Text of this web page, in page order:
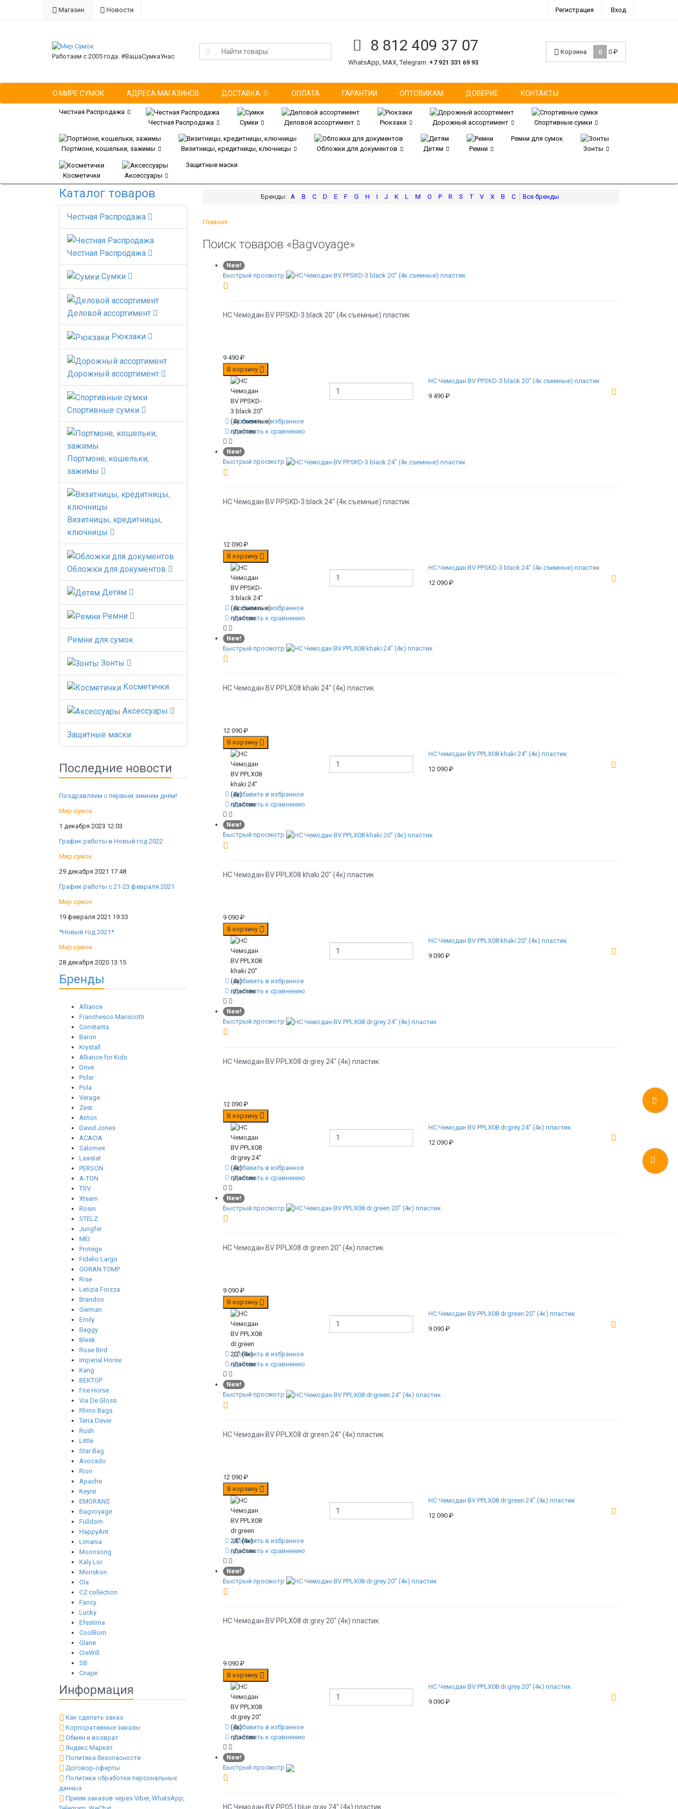
Магазин Новости Регистрация Вход
Работаем с 2005 года. #ВашаСумкаУнас
8 812 409 37 07
WhatsApp, MAX, Telegram: +7 921 331 69 93
Корзина 0 0 ₽
О МИРЕ СУМОК АДРЕСА МАГАЗИНОВ ДОСТАВКА ОПЛАТА ГАРАНТИИ ОПТОВИКАМ ДОВЕРИЕ КОНТАКТЫ
Честная Распродажа
Честная Распродажа
Сумки Деловой ассортимент Рюкзаки Дорожный ассортимент Спортивные сумки
Портмоне, кошельки, зажимы Визитницы, кредитницы, ключницы Обложки для документов Детям Ремни
Ремни для сумок
Зонты
Косметички Аксессуары
Защитные маски
Каталог товаров
Честная Распродажа
Честная Распродажа
Сумки
Деловой ассортимент
Рюкзаки
Дорожный ассортимент
Спортивные сумки
Портмоне, кошельки,
зажимы
Визитницы, кредитницы,
ключницы
Обложки для документов
Детям
Ремни
Ремни для сумок
Зонты
Косметички
Аксессуары
Защитные маски
Последние новости
Поздравляем с первым зимнем днём!
Мир сумок
1 декабря 2023 12:03
График работы в Новый год 2022
Мир сумок
29 декабря 2021 17:48
График работы с 21-23 февраля 2021
Мир сумок
19 февраля 2021 19:33
*Новый год 2021*
Мир сумок
28 декабря 2020 13:15
Бренды
Alliance
Franchesco Mariscotti
Constanta
Baron
Krystall
Alliance for Kids
Drive
Polar
Pola
Verage
Zest
Airton
David Jones
ACACIA
Salomeя
Leastat
PERSON
A-TON
TSV
Xteam
Rosin
STELZ
Jungfer
MEI
Protege
Fidelio Largo
GORAN TOMP
Rise
Letizia Forzza
Brandon
German
Emily
Baggy
Blesk
Rose Bird
Imperial Horse
Kang
ВЕКТОР
Fire Horse
Via De Gloss
Rhino Bags
Terra Dever
Rush
Little
Star Bag
Avocado
Rion
Apache
Keyisi
EMORANS
Bagvoyage
Fulldorn
HappyAnt
Limania
Moonsong
Kaly Lor
Moriskon
Ola
CZ collection
Fancy
Lucky
Efestima
CoolBorn
Glane
CreWill
SB
Спарк
Информация
Как сделать заказ
Корпоративные заказы
Обмен и возврат
Яндекс Маркет
Политика безопасности
Договор-оферты
Политика обработки персональных
данных
Прием заказов через Viber, WhatsApp,
A B C D E F G H I J K L M O P R S T V X В С
Главная
Поиск товаров «Bagvoyage»
New!
Быстрый просмотр
НС Чемодан BV PPSKD-3 black 20" (4к.съемные) пластик
9 490 ₽
В корзину
НС Чемодан BV PPSKD-3 black 20" (4к.съемные) пластик
9 490 ₽
Добавить в избранное
Добавить к сравнению
New!
Быстрый просмотр
НС Чемодан BV PPSKD-3 black 24" (4к.съемные) пластик
12 090 ₽
В корзину
НС Чемодан BV PPSKD-3 black 24" (4к.съемные) пластик
12 090 ₽
Добавить в избранное
Добавить к сравнению
New!
Быстрый просмотр
НС Чемодан BV PPLX08 khaki 24" (4к) пластик
12 090 ₽
В корзину
НС Чемодан BV PPLX08 khaki 24" (4к) пластик
12 090 ₽
Добавить в избранное
Добавить к сравнению
New!
Быстрый просмотр
НС Чемодан BV PPLX08 khaki 20" (4к) пластик
9 090 ₽
В корзину
НС Чемодан BV PPLX08 khaki 20" (4к) пластик
9 090 ₽
Добавить в избранное
Добавить к сравнению
New!
Быстрый просмотр
НС Чемодан BV PPLX08 dr.grey 24" (4к) пластик
12 090 ₽
В корзину
НС Чемодан BV PPLX08 dr.grey 24" (4к) пластик
12 090 ₽
Добавить в избранное
Добавить к сравнению
New!
Быстрый просмотр
НС Чемодан BV PPLX08 dr.green 20" (4к) пластик
9 090 ₽
В корзину
НС Чемодан BV PPLX08 dr.green 20" (4к) пластик
9 090 ₽
Добавить в избранное
Добавить к сравнению
New!
Быстрый просмотр
НС Чемодан BV PPLX08 dr.green 24" (4к) пластик
12 090 ₽
В корзину
НС Чемодан BV PPLX08 dr.green 24" (4к) пластик
12 090 ₽
Добавить в избранное
Добавить к сравнению
New!
Быстрый просмотр
НС Чемодан BV PPLX08 dr.grey 20" (4к) пластик
9 090 ₽
В корзину
НС Чемодан BV PPLX08 dr.grey 20" (4к) пластик
9 090 ₽
Добавить в избранное
Добавить к сравнению
New!
Быстрый просмотр
НС Чемодан BV PP05 l.blue gray 24" (4к) пластик